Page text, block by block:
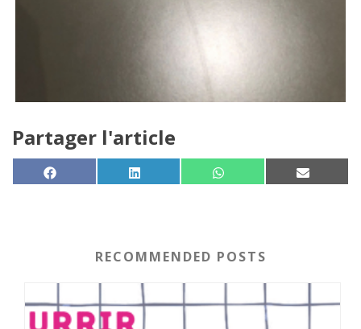
Partager l'article
RECOMMENDED POSTS